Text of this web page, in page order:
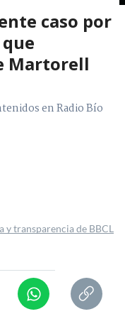
caso por
Martorell
en Radio Bío
y transparencia de BBCL